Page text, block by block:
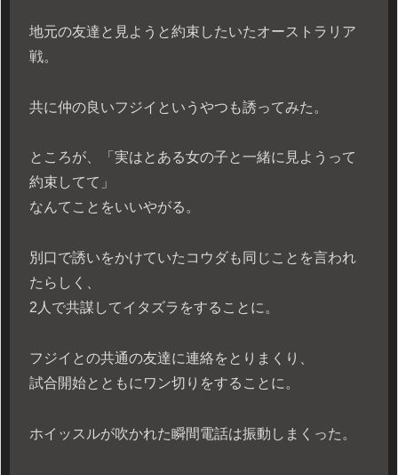
地元の友達と見ようと約束したいたオーストラリア
戦。
共に仲の良いフジイというやつも誘ってみた。
ところが、「実はとある女の子と一緒に見ようって
約束してて」
なんてことをいいやがる。
別口で誘いをかけていたコウダも同じことを言われ
たらしく、
2人で共謀してイタズラをすることに。
フジイとの共通の友達に連絡をとりまくり、
試合開始とともにワン切りをすることに。
ホイッスルが吹かれた瞬間電話は振動しまくった。